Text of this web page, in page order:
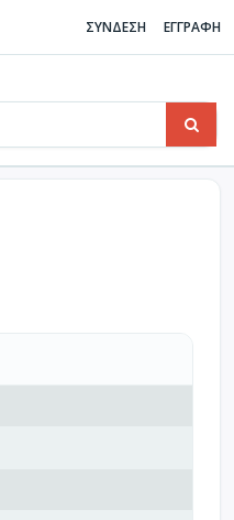
ΣΥΝΔΕΣΗ ΕΓΓΡΑΦΗ